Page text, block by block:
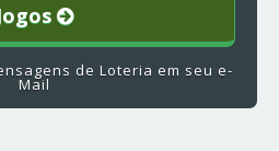
de Loteria em seu e-
Mail